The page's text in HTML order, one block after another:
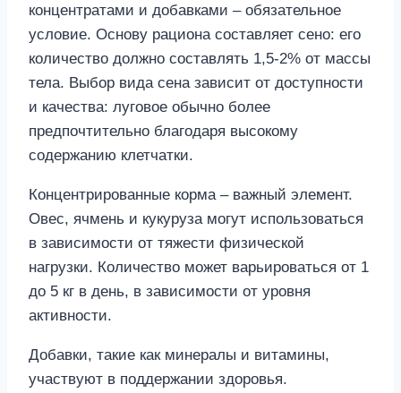
концентратами и добавками – обязательное
условие. Основу рациона составляет сено: его
количество должно составлять 1,5-2% от массы
тела. Выбор вида сена зависит от доступности
и качества: луговое обычно более
предпочтительно благодаря высокому
содержанию клетчатки.
Концентрированные корма – важный элемент.
Овес, ячмень и кукуруза могут использоваться
в зависимости от тяжести физической
нагрузки. Количество может варьироваться от 1
до 5 кг в день, в зависимости от уровня
активности.
Добавки, такие как минералы и витамины,
участвуют в поддержании здоровья.